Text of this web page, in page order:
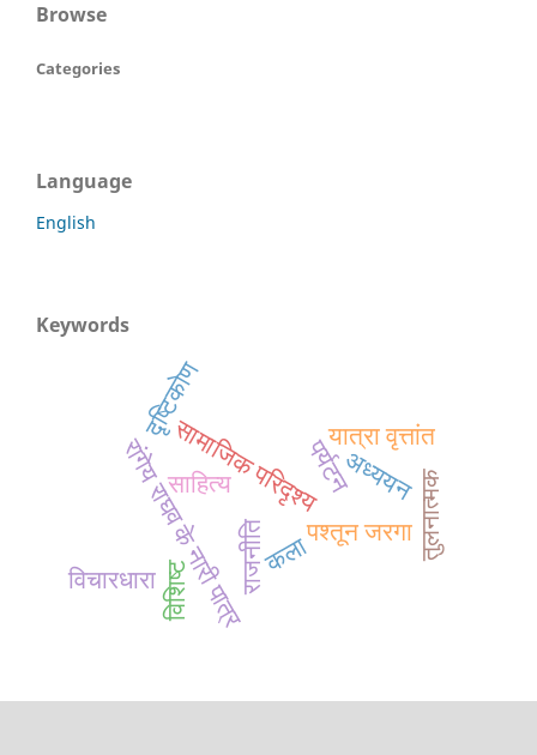
Browse
Categories
Language
English
Keywords
पश्तून जरगा
राजनीति
साहित्य पर्यटन
कला
यात्रा वृत्तांत
रांगेय राघव के नारी पात्र
सामाजिक परिदृश्य अध्ययन
दृष्टिकोण
विशिष्ट
विचारधारा
तुलनात्मक